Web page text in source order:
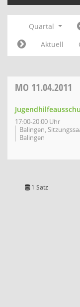
Quartal
Aktuell
MO 11.04.2011
17:00-20:00 Uhr
Balingen,
Balingen
1 Satz